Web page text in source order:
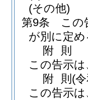
(その他)
第9条
この
が別に定
附 則
この告示
附 則 (
この告示